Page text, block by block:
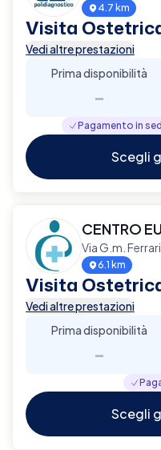
4.7 km
Visita
Vedi altre prestazioni
Prima disponibilità
-
Pagamento in
Scegli
CENTRO
Via G.m.
6.1 km
Visita
Vedi altre prestazioni
Prima disponibilità
-
Scegli